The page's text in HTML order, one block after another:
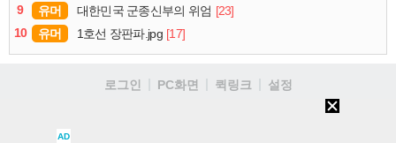
9
유머 대한민국 군종신부의 위엄 [23]
10
유머 1호선 장판파.jpg [17]
로그인 PC화면 퀵링크
설정
청소년보호정책
AD